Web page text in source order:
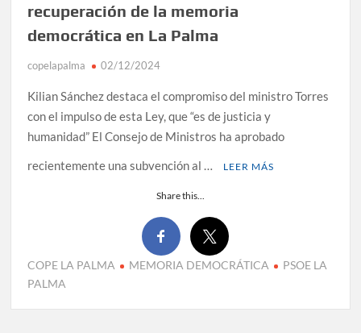
recuperación de la memoria
democrática en La Palma
copelapalma 02/12/2024
Kilian Sánchez destaca el compromiso del ministro Torres
con el impulso de esta Ley, que “es de justicia y
humanidad” El Consejo de Ministros ha aprobado
recientemente una subvención al …
LEER MÁS
Share this...
COPE LA PALMA MEMORIA DEMOCRÁTICA
PSOE LA
PALMA